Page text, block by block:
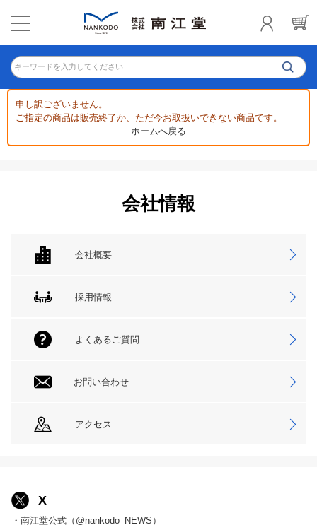
キーワードを入力してください
申し訳ございません。
ご指定の商品は販売終了か、ただ今お取扱いできない商品です。
ホームへ戻る
会社情報
会社概要
採用情報
よくあるご質問
お問い合わせ
アクセス
X
・南江堂公式（@nankodo_NEWS）